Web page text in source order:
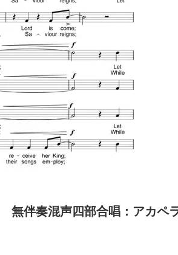
無伴奏混声四部合唱：アカペ